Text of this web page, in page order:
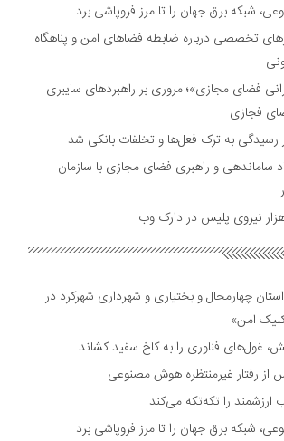
شبکه برق جهان را تا مرز فروپاشی برد
تخصصی درباره ضابطه فضا‌های امن و پناهگاه
فضای مجازی»؛ مروری بر راهبرد‌های سایبری
فجازی
رسیدگی به ترک فعل‌ها و تخلفات بانکی شد
ساماندهی و راهبری فضای مجازی با سازمان
چهارمحال و بختیاری و شهرداری شهرکرد در
امن»
فناوری را به کاخ سفید کشاند
از رفتار غیرمنتظره هوش مصنوعی
ارزشمند را تکه‌تکه می‌کند
شبکه برق جهان را تا مرز فروپاشی برد